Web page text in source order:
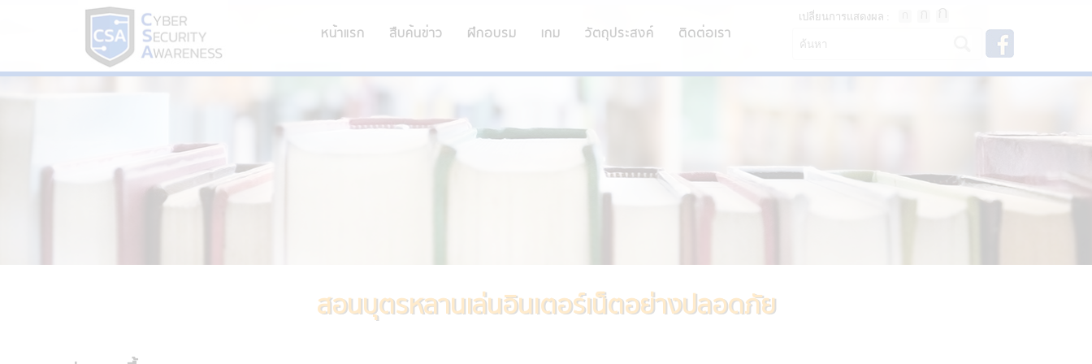
เปลี่ยนการแสดงผล :
หน้าแรก สืบค้นข่าว ฝึกอบรม เกม วัตถุประสงค์ ติดต่อเรา
สอนบุตรหลานเล่นอินเตอร์เน็ตอย่างปลอดภัย